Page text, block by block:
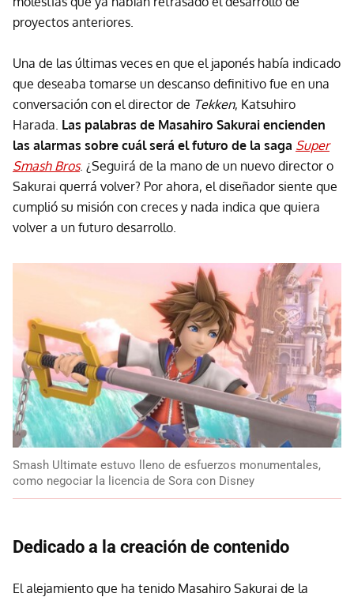
proyectos anteriores.
Una de las últimas veces en que el japonés había indicado
que deseaba tomarse un descanso definitivo fue en una
conversación con el director de Tekken, Katsuhiro
Harada. Las palabras de Masahiro Sakurai encienden
las alarmas sobre cuál será el futuro de la saga Super
Smash Bros. ¿Seguirá de la mano de un nuevo director o
Sakurai querrá volver? Por ahora, el diseñador siente que
cumplió su misión con creces y nada indica que quiera
volver a un futuro desarrollo.
Smash Ultimate estuvo lleno de esfuerzos monumentales,
como negociar la licencia de Sora con Disney
Dedicado a la creación de contenido
El alejamiento que ha tenido Masahiro Sakurai de la